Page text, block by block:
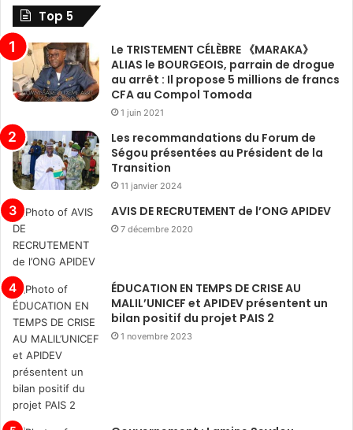
Top 5
Le TRISTEMENT CÉLÈBRE 《MARAKA》
ALIAS le BOURGEOIS, parrain de drogue
au arrêt : Il propose 5 millions de francs
CFA au Compol Tomoda
1 juin 2021
Les recommandations du Forum de
Ségou présentées au Président de la
Transition
11 janvier 2024
AVIS DE RECRUTEMENT de l’ONG APIDEV
7 décembre 2020
ÉDUCATION EN TEMPS DE CRISE AU
MALIL’UNICEF et APIDEV présentent un
bilan positif du projet PAIS 2
1 novembre 2023